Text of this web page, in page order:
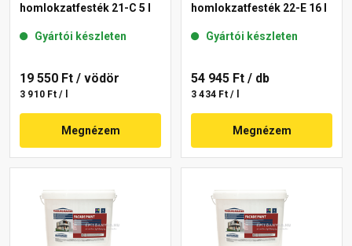
homlokzatfesték 21-C 5 l
Gyártói készleten
19 550 Ft / vödör
3 910 Ft / l
Megnézem
homlokzatfesték 22-E 16 l
Gyártói készleten
54 945 Ft / db
3 434 Ft / l
Megnézem